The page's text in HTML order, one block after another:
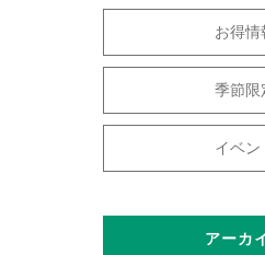
お得情
季節限
イベン
アーカ